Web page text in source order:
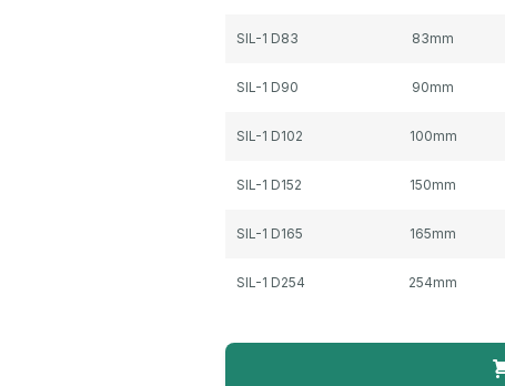
SIL-1 D83 83mm
SIL-1 D90 90mm
SIL-1 D102 100mm
SIL-1 D152 150mm
SIL-1 D165 165mm
SIL-1 D254 254mm